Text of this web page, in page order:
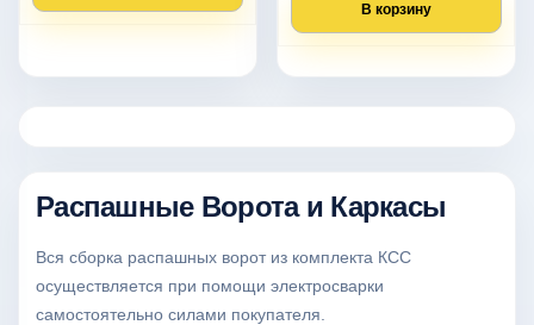
В корзину
Распашные Ворота и Каркасы
Вся сборка распашных ворот из комплекта КСС
осуществляется при помощи электросварки
самостоятельно силами покупателя.